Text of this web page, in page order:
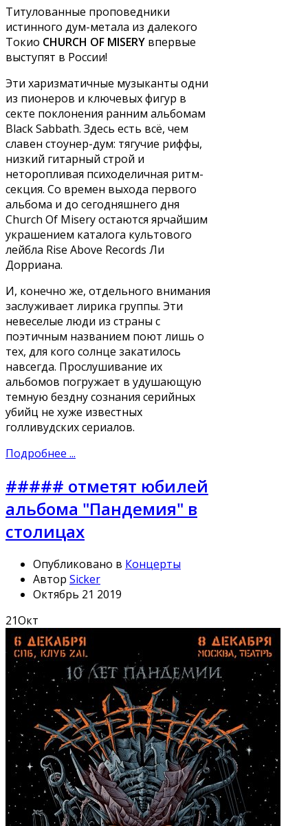
Титулованные проповедники
истинного дум-метала из далекого
Токио CHURCH OF MISERY впервые
выступят в России!
Эти харизматичные музыканты одни
из пионеров и ключевых фигур в
секте поклонения ранним альбомам
Black Sabbath. Здесь есть всё, чем
славен стоунер-дум: тягучие риффы,
низкий гитарный строй и
неторопливая психоделичная ритм-
секция. Со времен выхода первого
альбома и до сегодняшнего дня
Church Of Misery остаются ярчайшим
украшением каталога культового
лейбла Rise Above Records Ли
Дорриана.
И, конечно же, отдельного внимания
заслуживает лирика группы. Эти
невеселые люди из страны с
поэтичным названием поют лишь о
тех, для кого солнце закатилось
навсегда. Прослушивание их
альбомов погружает в удушающую
темную бездну сознания серийных
убийц не хуже известных
голливудских сериалов.
Подробнее ...
##### отметят юбилей
альбома "Пандемия" в
столицах
Опубликовано в Концерты
Автор Sicker
Октябрь 21 2019
21Окт